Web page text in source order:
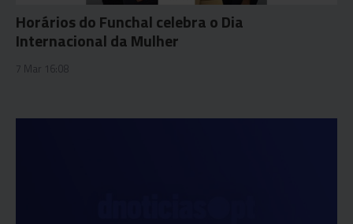
Horários do Funchal celebra o Dia
Internacional da Mulher
7 Mar 16:08